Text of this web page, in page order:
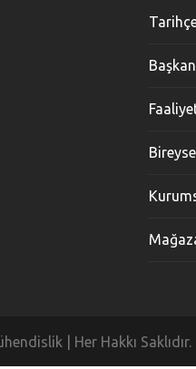
| Her Hakkı Saklıdır.